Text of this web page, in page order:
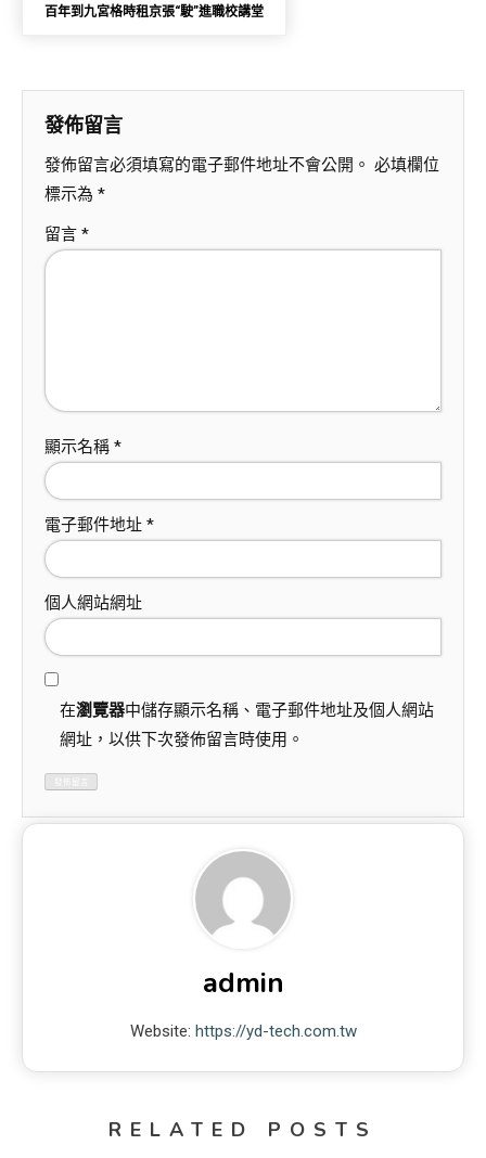
百年到九宮格時租京張“駛”進職校講堂
發佈留言
發佈留言必須填寫的電子郵件地址不會公開。 必填欄位
標示為 *
留言 *
顯示名稱 *
電子郵件地址 *
個人網站網址
在瀏覽器中儲存顯示名稱、電子郵件地址及個人網站
網址，以供下次發佈留言時使用。
admin
Website: https://yd-tech.com.tw
RELATED POSTS